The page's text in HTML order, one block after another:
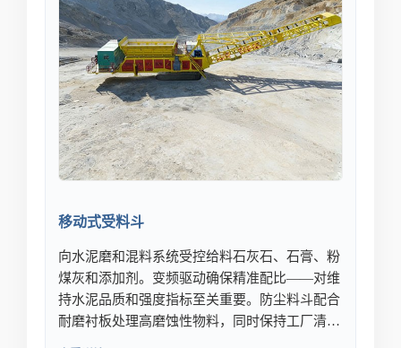
移动式受料斗
向水泥磨和混料系统受控给料石灰石、石膏、粉
煤灰和添加剂。变频驱动确保精准配比——对维
持水泥品质和强度指标至关重要。防尘料斗配合
耐磨衬板处理高磨蚀性物料，同时保持工厂清洁